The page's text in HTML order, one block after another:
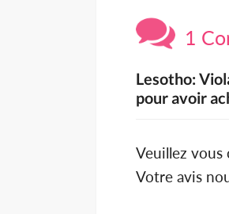
1
Lesotho:
pour avoir
Veuillez
Votre avis